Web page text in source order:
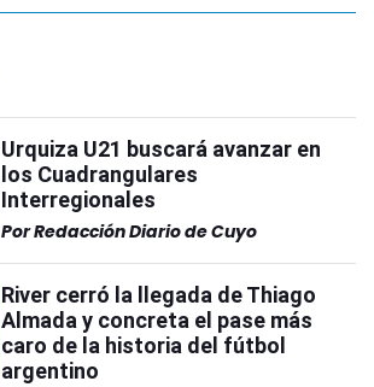
Urquiza U21 buscará avanzar en
los Cuadrangulares
Interregionales
PorRedacción Diario de Cuyo
River cerró la llegada de Thiago
Almada y concreta el pase más
caro de la historia del fútbol
argentino